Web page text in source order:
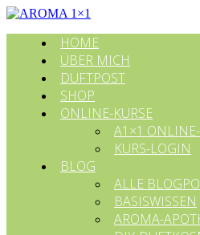
HOME
ÜBER MICH
DUFTPOST
SHOP
ONLINE-KURSE
A1×1
KURS-LOGIN
BLOG
ALLE
BASISWISSEN
AROMA-